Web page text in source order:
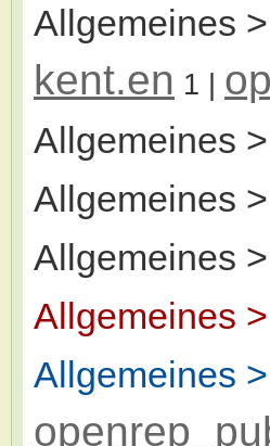
Allgemeines
kent.en 1 |
Allgemeines
Allgemeines
Allgemeines
Allgemeines
Allgemeines